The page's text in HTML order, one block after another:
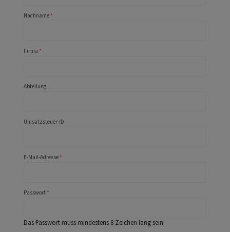
Nachname *
Firma *
Abteilung
Umsatzsteuer-ID
E-Mail-Adresse *
Passwort *
Das Passwort muss mindestens 8 Zeichen lang sein.